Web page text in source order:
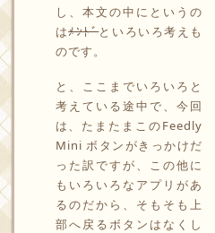
し、本文の中にというの
はﾒﾝﾄﾞといろいろ考えも
のです。
と、ここまでいろいろと
考えている途中で、今回
は、たまたまこのFeedly
Mini ボタンがきっかけだ
った訳ですが、この他に
もいろいろなアプリがあ
るのだから、そもそも上
部へ戻るボタンはなくし